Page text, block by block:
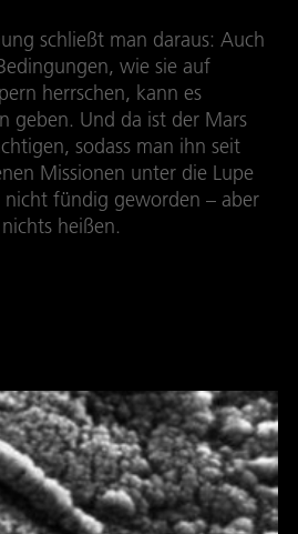
schließt man daraus: Auch
wie sie auf
herrschen, kann es
geben. Und da ist der Mars
sodass man ihn seit
Missionen unter die Lupe
fündig geworden – aber
heißen.